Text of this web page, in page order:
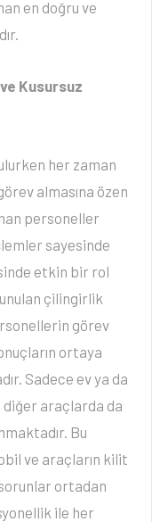
en doğru ve
Kusursuz
her zaman
almasına özen
personeller
sayesinde
etkin bir rol
çilingirlik
görev
ortaya
Sadece ev ya da
araçlarda da
Bu
ve araçların kilit
ortadan
ile her